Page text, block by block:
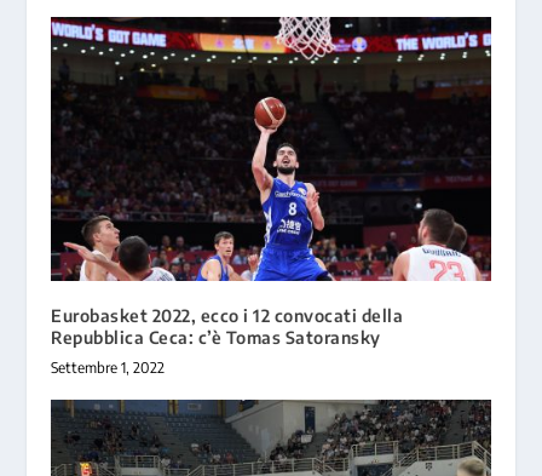
Eurobasket 2022, ecco i 12 convocati della
Repubblica Ceca: c’è Tomas Satoransky
Settembre 1, 2022